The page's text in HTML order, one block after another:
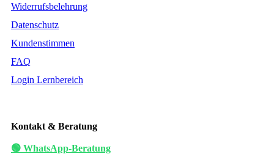
Widerrufsbelehrung
Datenschutz
Kundenstimmen
FAQ
Login Lernbereich
Kontakt & Beratung
🟢 WhatsApp-Beratung